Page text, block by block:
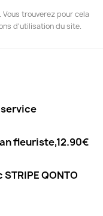
trouverez pour cela
d'utilisation du site.
fleuriste,12.90€
QONTO